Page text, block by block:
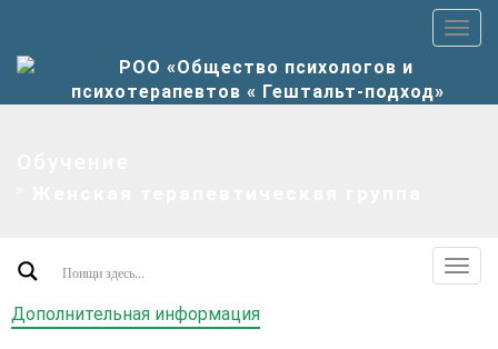
Дополнительная информация